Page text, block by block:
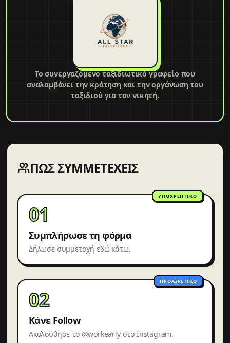
Το συνεργαζόμενο ταξιδιωτικό γραφείο που
αναλαμβάνει την κράτηση και την οργάνωση του
ταξιδιού για τον νικητή.
ΠΏΣ ΣΥΜΜΕΤΈΧΕΙΣ
ΥΠΟΧΡΕΩΤΙΚΌ
01
Συμπλήρωσε τη φόρμα
Δήλωσε συμμετοχή εδώ κάτω.
ΠΡΟΑΙΡΕΤΙΚΌ
02
Κάνε Follow
Ακολούθησε το @workearly στο Instagram.